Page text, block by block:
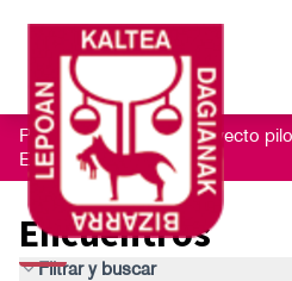
Proceso de escucha proyecto
Encuentros
Encuentros
Filtrar y buscar